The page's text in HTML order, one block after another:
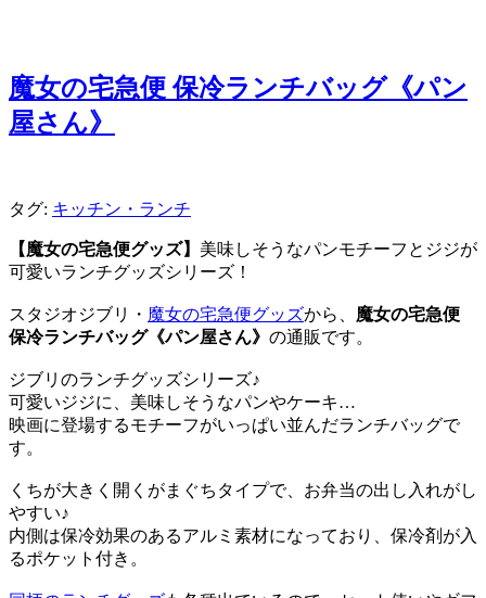
魔女の宅急便 保冷ランチバッグ《パン
屋さん》
タグ: キッチン・ランチ
【魔女の宅急便グッズ】 美味しそうなパンモチーフとジジが
可愛いランチグッズシリーズ！
スタジオジブリ・ 魔女の宅急便グッズから、 魔女の宅急便
保冷ランチバッグ《パン屋さん》 の通販です。
ジブリのランチグッズシリーズ♪
可愛いジジに、美味しそうなパンやケーキ…
映画に登場するモチーフがいっぱい並んだランチバッグで
す。
くちが大きく開くがまぐちタイプで、お弁当の出し入れがし
やすい♪
内側は保冷効果のあるアルミ素材になっており、保冷剤が入
るポケット付き。